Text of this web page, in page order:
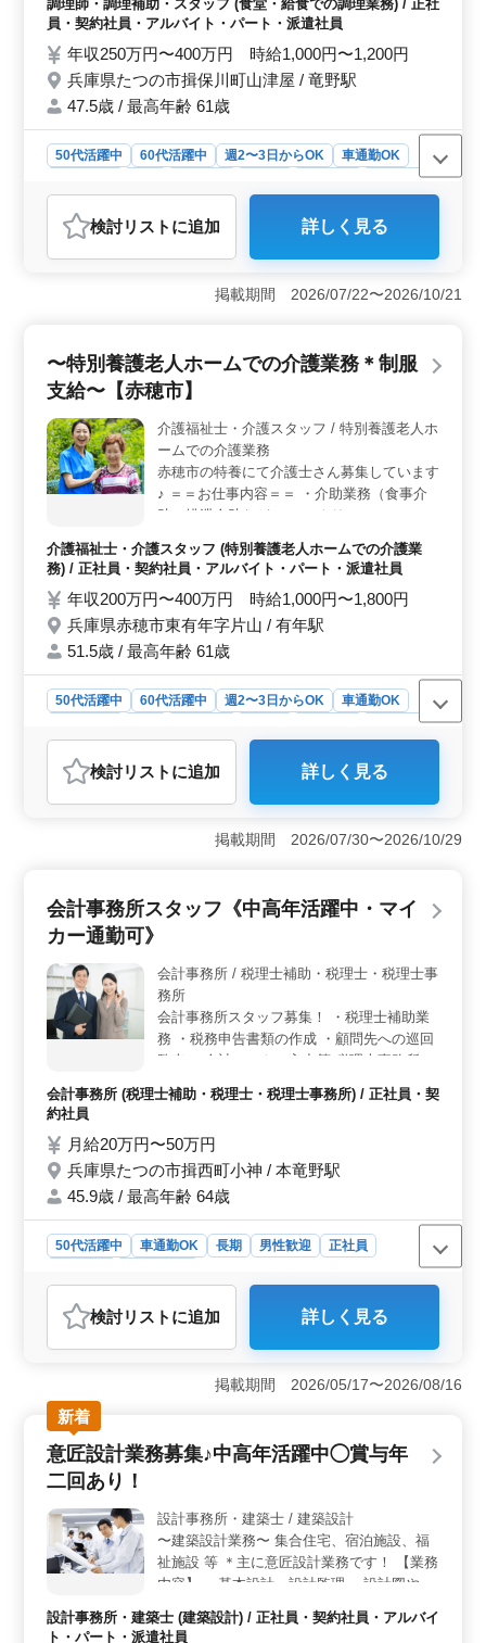
完備 ・50代、60代の採用実績あり ・車通勤
可！ 皆様からのご応募お待ちしております♪
調理師・調理補助・スタッフ (食堂・給食での調理業務) / 正社
員・契約社員・アルバイト・パート・派遣社員
年収250万円〜400万円 時給1,000円〜1,200円
兵庫県たつの市揖保川町山津屋 / 竜野駅
47.5歳 / 最高年齢 61歳
50代活躍中 60代活躍中 週2〜3日からOK
車通勤OK
派遣社員
調理師・調理補助・スタッフ
おすすめポイント
＜働きやすい環境＞ 週休2日制で、仕事とプライベート
のバランスが取りやすく、車通勤可能で通勤ストレスを
軽減できます。 ＜安心の待遇＞ 社会保険完備で、
代の活躍＞ 50〜60代の方も活躍中で、年齢に関係なく
働ける環境です。 安心して勤務できます。
検討リスト に追加 詳しく見る
掲載期間 2026/07/22〜2026/10/21
〜特別養護老人ホームでの介護業務＊制服
支給〜【赤穂市】
介護福祉士・介護スタッフ / 特別養護老人ホ
ームでの介護業務
赤穂市の特養にて介護士さん募集しています
♪ ＝＝お仕事内容＝＝ ・介助業務（食事介
助、排泄介助など） ・レクリエーション ・
サービス利用者の家族との相談、助言 ＝＝
備考＝＝ ＊制服支給 ＊車通勤可能 皆様から
のご応募お待ちしております☆
介護福祉士・介護スタッフ (特別養護老人ホームでの介護業
務) / 正社員・契約社員・アルバイト・パート・派遣社員
年収200万円〜400万円 時給1,000円〜1,800円
兵庫県赤穂市東有年字片山 / 有年駅
51.5歳 / 最高年齢 61歳
50代活躍中 60代活躍中 週2〜3日からOK
車通勤OK
派遣社員
介護福祉士・介護スタッフ
おすすめポイント
＜特別養護老人ホームでの勤務＞ この求人は特別養護
老人ホームでの介護業務です。 介護士資格を持つ方
で、特別養護老人ホームでの経験や興味がある方におす
提供しており、週2〜3日からの勤務や週休2日制も可能で
す。車通勤も可能で、通勤手当が支給されます。 ＜
集しています。経験を活かしたい方やスキルをさらに磨
きたい方に適しています。
検討リスト に追加 詳しく見る
掲載期間 2026/07/30〜2026/10/29
会計事務所スタッフ《中高年活躍中・マイ
カー通勤可》
会計事務所 / 税理士補助・税理士・税理士事
務所
会計事務所スタッフ募集！ ・税理士補助業
務 ・税務申告書類の作成 ・顧問先への巡回
監査 ・会計ソフトの入力等 税理士事務所経
験者歓迎します！今までの経験を活かして下
さい。 ＊増員募集
会計事務所 (税理士補助・税理士・税理士事務所) / 正社員・契
約社員
月給20万円〜50万円
兵庫県たつの市揖西町小神 / 本竜野駅
45.9歳 / 最高年齢 64歳
50代活躍中 車通勤OK 長期 男性歓迎
正社員
おすすめポイント
＜経験者歓迎とスキルアップの機会＞ 本求人は税理士
事務所経験者を歓迎し、税理士科目の保有者には待遇が
あります。日商簿記2級以上の資格が必要で、税務申告書
類の作成や巡回監査、会計ソフトの入力など様々な業務
に携わることが期待されます。増員募集のため、多様な
経験を活かして最後の転職先に向いています。 ＜車
通勤可で働きやすい環境＞ 勤務地は兵庫県たつの市揖
西町小神で、本竜野駅から車で通勤可能です。通勤手当
が支給され、マイカー通勤ができるため、自分のペース
で通勤できる環境が整っています。 ＜充実の給与と
福利厚生＞ 給与は月給20万円から50万円で、通勤手当
が最大15,000円まで支給されます。年2回の賞与や退職金
制度、退職金共済の加入があり、安心して働ける福利厚
検討リスト に追加 詳しく見る
掲載期間 2026/05/17〜2026/08/16
新着
意匠設計業務募集♪中高年活躍中◯賞与年
二回あり！
設計事務所・建築士 / 建築設計
〜建築設計業務〜 集合住宅、宿泊施設、福
祉施設 等 ＊主に意匠設計業務です！ 【業務
内容】 ・基本設計、設計監理 ・設計図や施
工図、施工計画書のチェック ・工事全般の
確認作業 等 ・打ち合わせ、現場調査業務 ・
設計事務所・建築士 (建築設計) / 正社員・契約社員・アルバイ
ト・パート・派遣社員